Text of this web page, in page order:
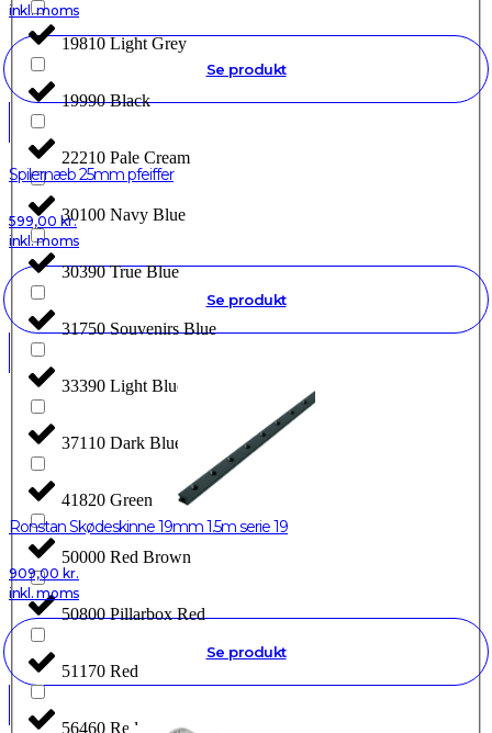
19810 Light Grey
19990 Black
22210 Pale Cream
30100 Navy Blue
30390 True Blue
31750 Souvenirs Blue
33390 Light Blue
37110 Dark Blue
41820 Green
50000 Red Brown
50800 Pillarbox Red
51170 Red
56460 Red
inkl. moms
Se produkt
Spilernæb 25mm pfeiffer
599,00 kr.
inkl. moms
Se produkt
Ronstan Skødeskinne 19mm 1.5m serie 19
909,00 kr.
inkl. moms
Se produkt